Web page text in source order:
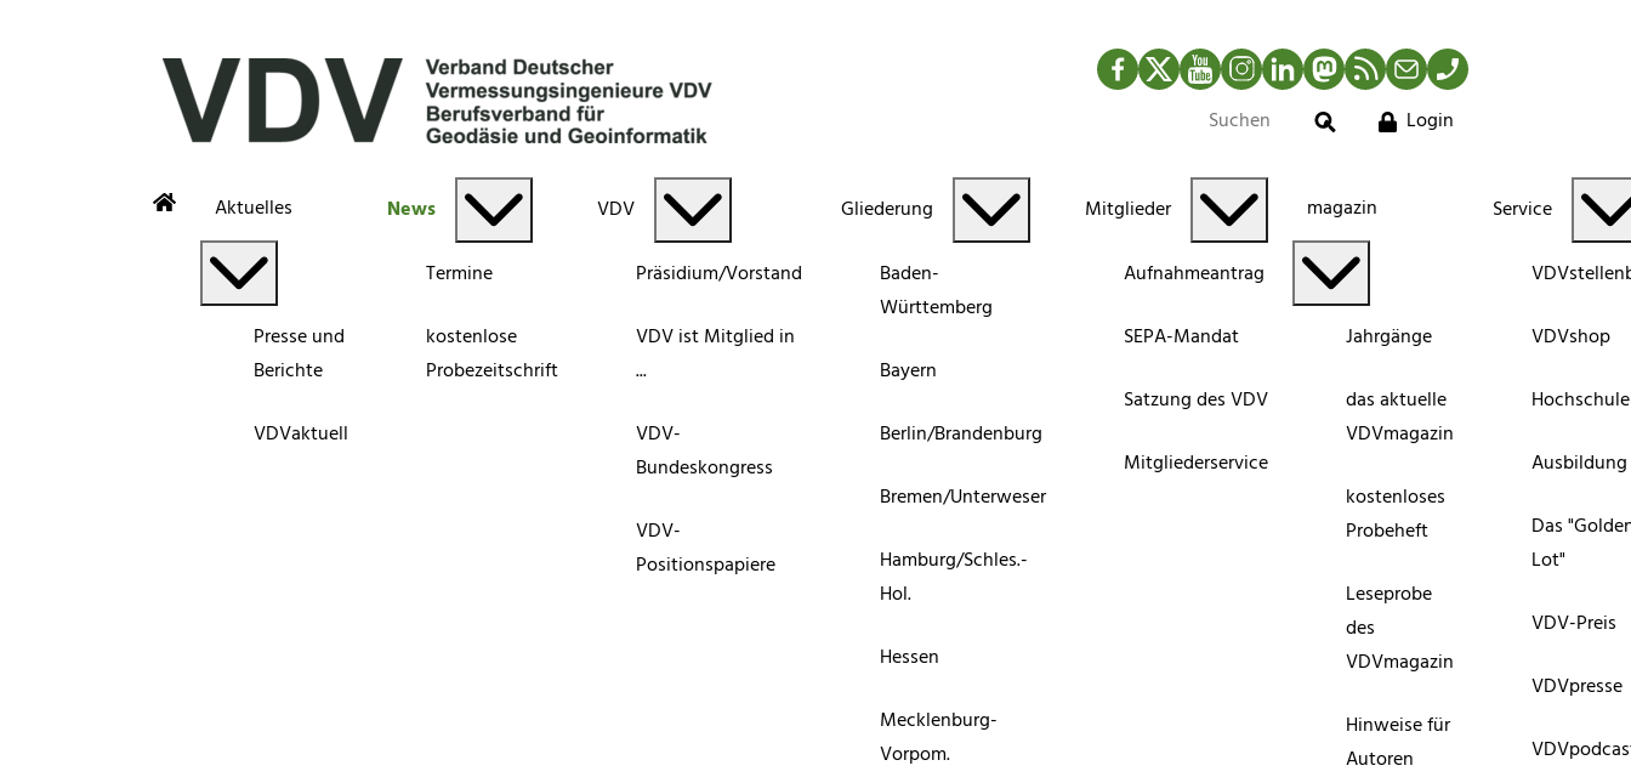
Facebook
TwitterYouTubeInstagram
LinkedInMastodonRSS-Newsfeed
MailTelefon
Suche
Login
Aktuelles
Presse und
Berichte
VDVaktuell
News
Termine
kostenlose
Probezeitschrift
VDV
Präsidium/Vorstand
VDV ist Mitglied in
...
VDV-
Bundeskongress
VDV-
Positionspapiere
Gliederung
Baden-
Württemberg
Bayern
Berlin/Brandenburg
Bremen/Unterweser
Hamburg/Schles.-
Hol.
Hessen
Mecklenburg-
Vorpom.
Mitglieder
Aufnahmeantrag
SEPA-Mandat
Satzung des VDV
Mitgliederservice
magazin
Jahrgänge
das aktuelle
VDVmagazin
kostenloses
Probeheft
Leseprobe
des
VDVmagazin
Hinweise für
Autoren
Service
VDVshop
Ausbildung
Das
Lot"
VDV-Preis
VDVpresse